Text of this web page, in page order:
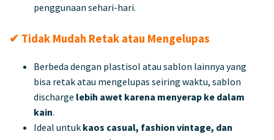
penggunaan sehari-hari.
✔ Tidak Mudah Retak atau Mengelupas
Berbeda dengan plastisol atau sablon lainnya yang
bisa retak atau mengelupas seiring waktu, sablon
discharge lebih awet karena menyerap ke dalam
kain.
Ideal untuk kaos casual, fashion vintage, dan